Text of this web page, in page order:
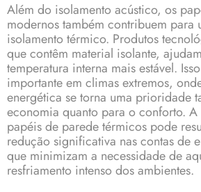
Além do isolamento acústico, os
modernos também contribuem para
isolamento térmico. Produtos
que contêm material isolante,
temperatura interna mais estável.
importante em climas extremos,
energética se torna uma prioridade
economia quanto para o conforto.
papéis de parede térmicos pode
redução significativa nas contas de
que minimizam a necessidade de
resfriamento intenso dos ambientes.